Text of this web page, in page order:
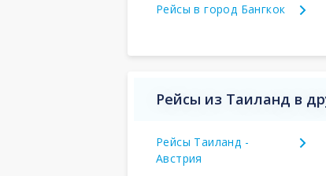
Рейсы в город Бангкок
Рейсы из Таиланд в
Рейсы Таиланд -
Австрия